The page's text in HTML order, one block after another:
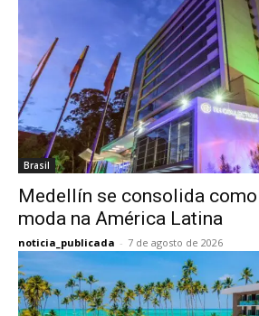
Brasil
Medellín se consolida
moda na América Latina
noticia_publicada - 7 de agosto de 2026